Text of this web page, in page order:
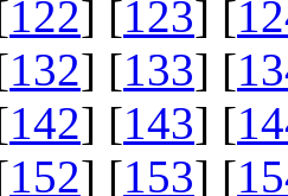
122] [123] [
132] [133] [
142] [143] [
152] [153] [